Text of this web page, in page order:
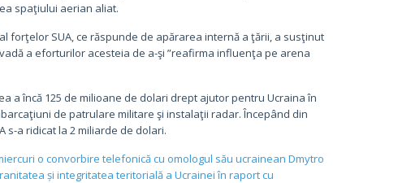
spaţiului aerian aliat.
forţelor SUA, ce răspunde de apărarea internă a ţării, a susţinut
a eforturilor acesteia de a-şi ”reafirma influenţa pe arena
a încă 125 de milioane de dolari drept ajutor pentru Ucraina în
de patrulare militare şi instalaţii radar. Începând din
s-a ridicat la 2 miliarde de dolari.
o convorbire telefonică cu omologul său ucrainean Dmytro
și integritatea teritorială a Ucrainei în raport cu